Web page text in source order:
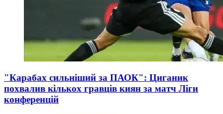
"Карабах сильніший за ПАОК": Циганик
похвалив кількох гравців киян за матч Ліги
конференцій